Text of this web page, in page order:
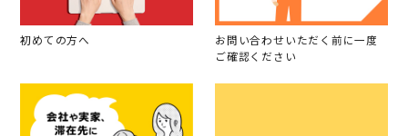
初めての方へ
お問い合わせいただく前に一度
ご確認ください